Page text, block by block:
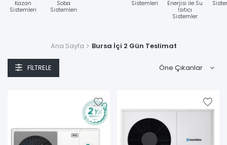
Kazan
Sistemleri
Soba
Sistemleri
Sistemleri
Enerjisi ile Su
Isıtıcı
Sistemler
Ana Sayfa Bursa İçi 2 Gün Teslimat
FILTRELE